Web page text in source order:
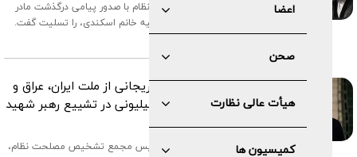
اعضا
صحن
هیأت عالی نظارت
کمیسیون ها
رئیس مجمع تشخیص مصلحت نظام با صدور پیامی درگذشت مادر
دکتر حسین مظفر. ام‌الشهدا حاجیه خانم اسکندی، را تسلیت گفت.
پیام تقدیر آیت‌الله آملی لاریجانی از ملت ایران، عراق و
آزادگان جهان برای حضور میلیونی در تشییع رهبر شهید
انقلاب
آیت‌الله صادق آملی لاریجانی، رئیس مجمع تشخیص مصلحت نظام،